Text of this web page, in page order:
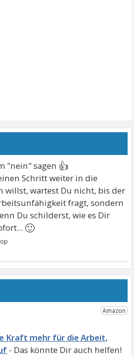
"nein" sagen 👍
Schritt weiter in die
willst, wartest Du nicht, bis der
fragt, sondern
Du schilderst, wie es Dir
🙂
Kraft mehr für die Arbeit,